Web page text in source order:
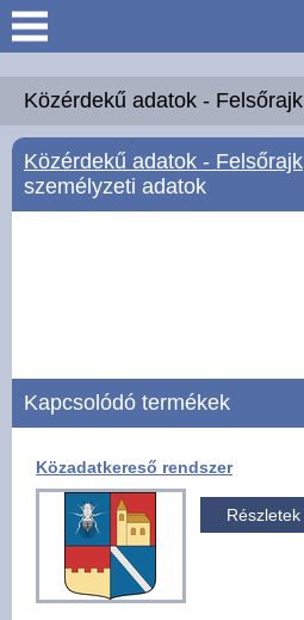
Keresés
Köszöntő
Hírek
Közérdekű adatok -
Galéria
Pályázatok
Közérdekű adatok - Felsőrajk
Közérdekű adatok - Felsőrajk
személyzeti adatok
Kapcsolódó termékek
Közadatkereső rendszer
Részletek